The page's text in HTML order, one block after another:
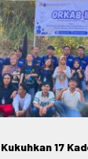
Kukuhkan 17